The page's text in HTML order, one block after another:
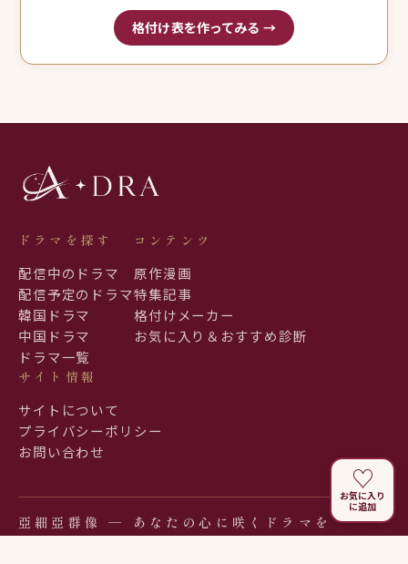
♡
お気に入り
に追加
格付け表を作ってみる →
ドラマを探す
配信中のドラマ
配信予定のドラマ
韓国ドラマ
中国ドラマ
ドラマ一覧
コンテンツ
原作漫画
特集記事
格付けメーカー
お気に入り＆おすすめ診断
サイト情報
サイトについて
プライバシーポリシー
お問い合わせ
亞細亞群像 ─ あなたの心に咲くドラマを